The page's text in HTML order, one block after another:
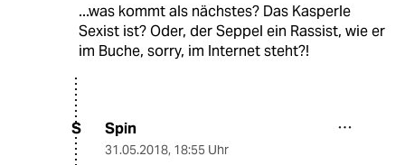
...was kommt als nächstes? Das Kasperle
Sexist ist? Oder, der Seppel ein Rassist, wie er
im Buche, sorry, im Internet steht?!
S Spin
31.05.2018, 18:55 Uhr